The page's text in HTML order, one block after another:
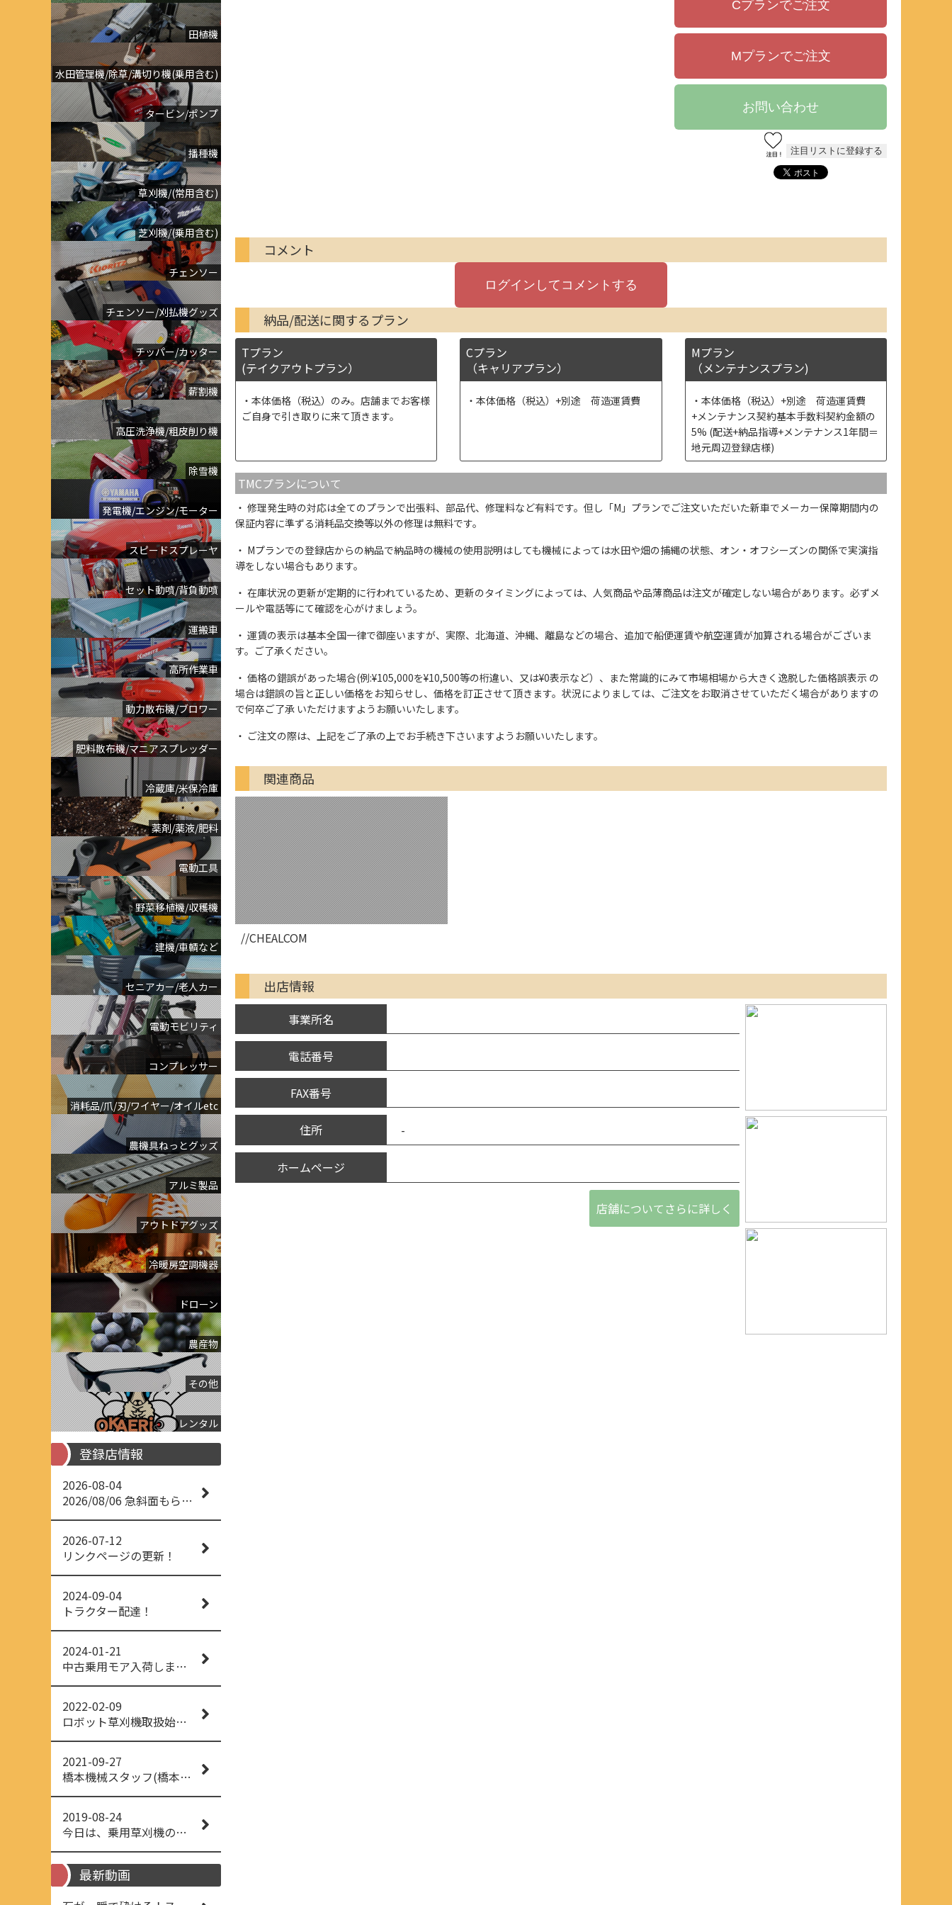
田植機
水田管理機/除草/溝切り機(乗用含む)
タービン/ポンプ
播種機
草刈機/(常用含む)
芝刈機/(乗用含む)
チェンソー
チェンソー/刈払機グッズ
チッパー/カッター
薪割機
高圧洗浄機/粗皮削り機
除雪機
発電機/エンジン/モーター
スピードスプレーヤ
セット動噴/背負動噴
運搬車
高所作業車
動力散布機/ブロワー
肥料散布機/マニアスプレッダー
冷蔵庫/米保冷庫
薬剤/薬液/肥料
電動工具
野菜移植機/収穫機
建機/車輌など
セニアカー/老人カー
電動モビリティ
コンプレッサー
消耗品/爪/刃/ワイヤー/オイルetc
農機具ねっとグッズ
アルミ製品
アウトドアグッズ
冷暖房空調機器
ドローン
農産物
その他
レンタル
登録店情報
2026-08-04
2026/08/06 急斜面もらくらく草刈り
2026-07-12
リンクページの更新！
2024-09-04
トラクター配達！
2024-01-21
中古乗用モア入荷しました！
2022-02-09
ロボット草刈機取扱始めました！
2021-09-27
橋本機械スタッフ(橋本機械(株))
2019-08-24
今日は、乗用草刈機の納品でした！ 流行りの、4WD！ #イセキアグリ #オーレック #四駆 #増税間近
最新動画
コメント
納品/配送に関するプラン
Tプラン
(テイクアウトプラン）
本体価格（税込）のみ。店舗までお客様
ご自身で引き取りに来て頂きます。
Cプラン
（キャリアプラン）
本体価格（税込）+別途 荷造運賃費
Mプラン
（メンテナンスプラン)
本体価格（税込）+別途 荷造運賃費
+メンテナンス契約基本手数料契約金額の
5% (配送+納品指導+メンテナンス1年間＝
地元周辺登録店様)
TMCプランについて
修理発生時の対応は全てのプランで出張料、部品代、修理料など有料です。但し「M」プランでご注文いただいた新車でメーカー保障期間内の
保証内容に準ずる消耗品交換等以外の修理は無料です。
Mプランでの登録店からの納品で納品時の機械の使用説明はしても機械によっては水田や畑の捕縄の状態、オン・オフシーズンの関係で実演指
導をしない場合もあります。
在庫状況の更新が定期的に行われているため、更新のタイミングによっては、人気商品や品薄商品は注文が確定しない場合があります。必ずメ
ールや電話等にて確認を心がけましょう。
運賃の表示は基本全国一律で御座いますが、実際、北海道、沖縄、離島などの場合、追加で船便運賃や航空運賃が加算される場合がございま
す。ご了承ください。
価格の錯誤があった場合(例:¥105,000を¥10,500等の桁違い、又は¥0表示など）、また常識的にみて市場相場から大きく逸脱した価格誤表示 の
場合は錯誤の旨と正しい価格をお知らせし、価格を訂正させて頂きます。状況によりましては、ご注文をお取消させていただく場合がありますの
で何卒ご了承 いただけますようお願いいたします。
ご注文の際は、上記をご了承の上でお手続き下さいますようお願いいたします。
関連商品
//CHEALCOM
出店情報
事業所名
電話番号
FAX番号
住所 -
ホームページ
店舗についてさらに詳しく